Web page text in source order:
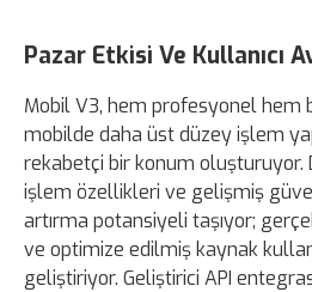
Pazar Etkisi Ve Kullanıcı
Mobil V3, hem profesyonel hem
mobilde daha üst düzey işlem
rekabetçi bir konum oluşturuyor.
işlem özellikleri ve gelişmiş
artırma potansiyeli taşıyor;
ve optimize edilmiş kaynak
geliştiriyor. Geliştirici API